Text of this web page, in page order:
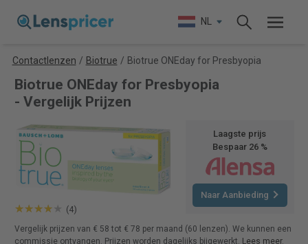
NL
Contactlenzen / Biotrue / Biotrue ONEday for Presbyopia
Biotrue ONEday for Presbyopia
- Vergelijk Prijzen
(4)
Laagste prijs
Bespaar 26 %
Naar Aanbieding
Vergelijk prijzen van € 58 tot € 78 per maand (60 lenzen). We kunnen een
commissie ontvangen. Prijzen worden dagelijks bijgewerkt. Lees meer.